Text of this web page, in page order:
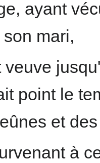
ayant
mari,
veuve
point le
et
à